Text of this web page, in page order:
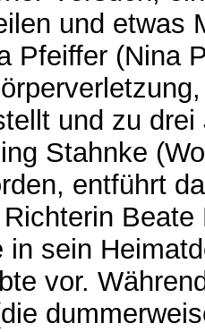
und etwas
Pfeiffer (Nina
und zu
Stahnke
entführt
in sein
vor.